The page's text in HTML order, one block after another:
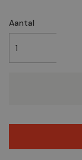
Aantal